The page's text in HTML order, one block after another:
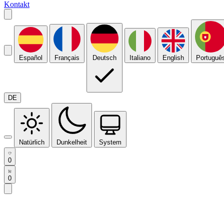
Kontakt
Español Français Deutsch Italiano English
DE
Natürlich Dunkelheit System
0
0